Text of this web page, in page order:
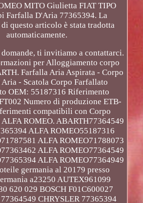
MITO Giulietta FIAT TIPO
Farfalla D'Aria 77365394. La
questo articolo è stata tradotta
automaticamente.
domande, ti invitiamo a contattarci.
per Alloggiamento corpo
Farfalla Aria Aspirata - Corpo
- Scatola Corpo Farfallato
OEM: 55187316 Riferimento
Numero di produzione ETB-
compatibili con Corpo
ROMEO. ABARTH77364549
ALFA ROMEO55187316
ALFA ROMEO71788073
ALFA ROMEO77364549
ALFA ROMEO77364949
germania al 20179 presso
a23250 AUTEX961099
620 029 BOSCH F01C600027
CHRYSLER 77365394